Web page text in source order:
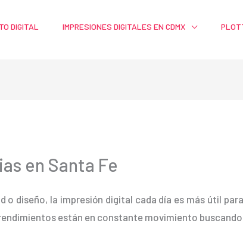
DIGITAL IMPRESIONES DIGITALES EN CDMX
en Santa Fe
o diseño, la impresión digital cada día es más útil
están en constante movimiento